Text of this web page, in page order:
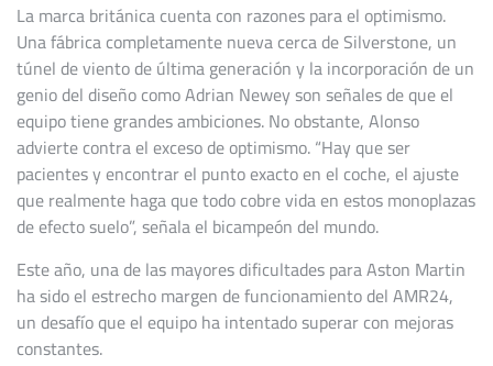
La marca británica cuenta con razones para el optimismo.
Una fábrica completamente nueva cerca de Silverstone, un
túnel de viento de última generación y la incorporación de un
genio del diseño como Adrian Newey son señales de que el
equipo tiene grandes ambiciones. No obstante, Alonso
advierte contra el exceso de optimismo. “Hay que ser
pacientes y encontrar el punto exacto en el coche, el ajuste
que realmente haga que todo cobre vida en estos monoplazas
de efecto suelo”, señala el bicampeón del mundo.
Este año, una de las mayores dificultades para Aston Martin
ha sido el estrecho margen de funcionamiento del AMR24,
un desafío que el equipo ha intentado superar con mejoras
constantes.